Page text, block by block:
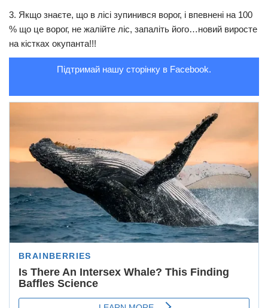
Шоу-біз
#Війна
3. Якщо знаєте, що в лісі зупинився ворог, і впевнені на 100
% що це ворог, не жалійте ліс, запаліть його…новий виросте
на кістках окупанта!!!
Підтримай нашу сторінку в Facebook.